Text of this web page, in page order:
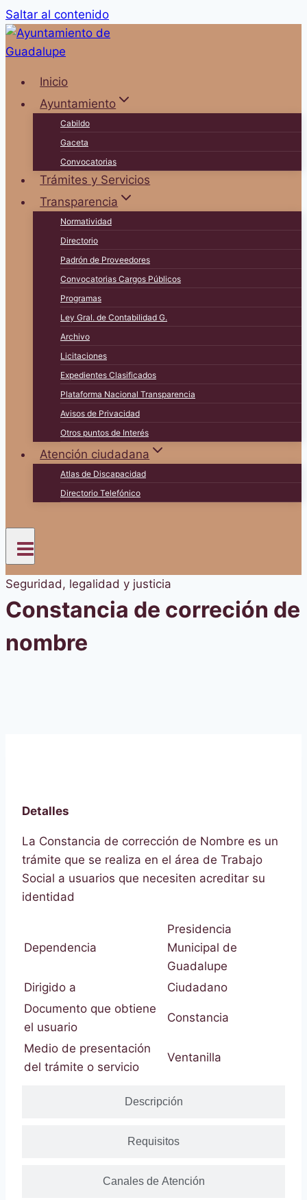
Saltar al contenido
Inicio
Ayuntamiento
Cabildo
Gaceta
Convocatorias
Trámites y Servicios
Transparencia
Normatividad
Directorio
Padrón de Proveedores
Convocatorias Cargos Públicos
Programas
Ley Gral. de Contabilidad G.
Archivo
Licitaciones
Expedientes Clasificados
Plataforma Nacional Transparencia
Avisos de Privacidad
Otros puntos de Interés
Atención ciudadana
Atlas de Discapacidad
Directorio Telefónico
Seguridad, legalidad y justicia
Constancia de correción de
nombre
Descripción
Requisitos
Canales de Atención
Detalles
La Constancia de corrección de Nombre es un
trámite que se realiza en el área de Trabajo
Social a usuarios que necesiten acreditar su
identidad
Dependencia
Presidencia
Municipal de
Guadalupe
Dirigido a
Ciudadano
Documento que obtiene
el usuario
Constancia
Medio de presentación
del trámite o servicio
Ventanilla